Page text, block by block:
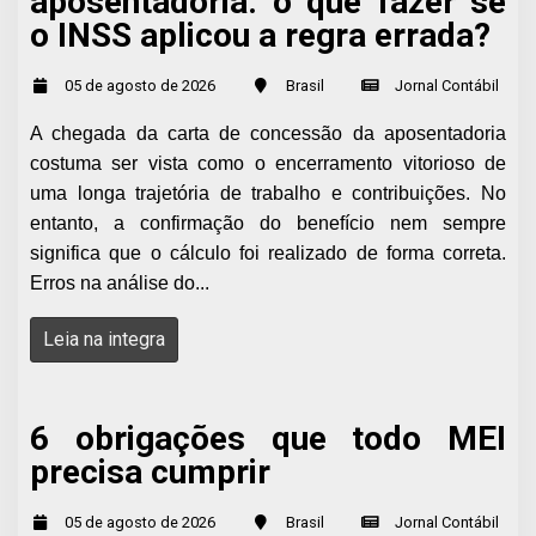
o INSS aplicou a regra errada?
05 de agosto de 2026 Brasil Jornal Contábil
A chegada da carta de concessão da aposentadoria
costuma ser vista como o encerramento vitorioso de
uma longa trajetória de trabalho e contribuições. No
entanto, a confirmação do benefício nem sempre
significa que o cálculo foi realizado de forma correta.
Erros na análise do...
Leia na integra
6 obrigações que todo MEI
precisa cumprir
05 de agosto de 2026 Brasil Jornal Contábil